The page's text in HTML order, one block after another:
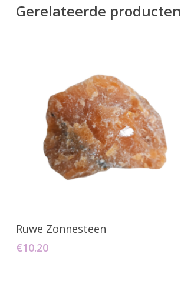
Gerelateerde producten
Toevoegen Aan Winkelwagen
Ruwe Zonnesteen
€10.20